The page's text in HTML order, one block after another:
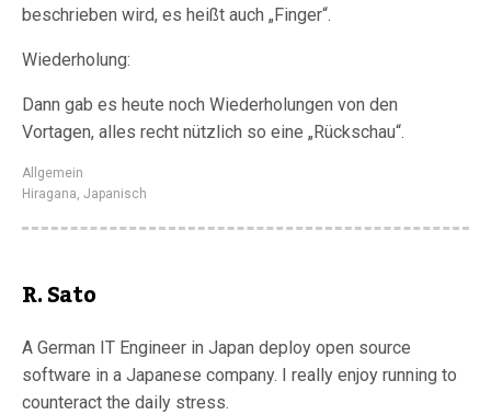
beschrieben wird, es heißt auch „Finger“.
Wiederholung:
Dann gab es heute noch Wiederholungen von den
Vortagen, alles recht nützlich so eine „Rückschau“.
Allgemein
Hiragana, Japanisch
R. Sato
A German IT Engineer in Japan deploy open source
software in a Japanese company. I really enjoy running to
counteract the daily stress.